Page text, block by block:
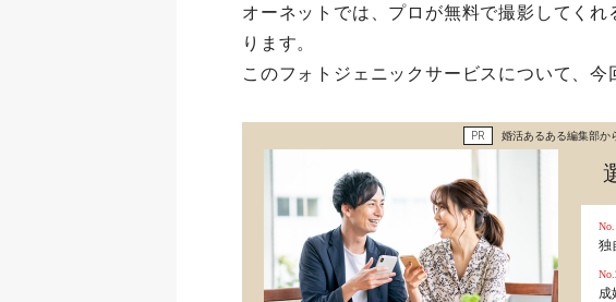
オーネットでは、プロが無料で撮影してく
ります。
このフォトジェニックサービスについて、今
PR 婚活あるある編集部か
独
成